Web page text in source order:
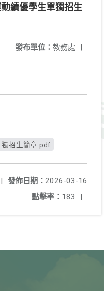
績優學生單獨招生
發布單位： 教務處 |
招生簡章.pdf
發佈日期： 2026-03-16
|
點擊率： 183 |